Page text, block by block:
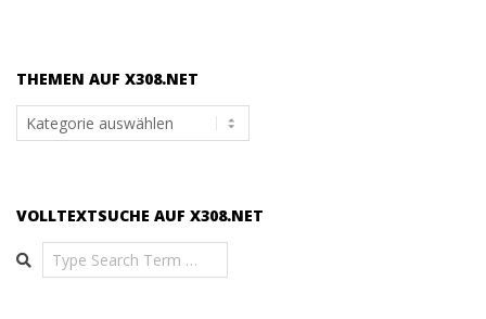
THEMEN AUF X308.NET
Themen
auf
VOLLTEXTSUCHE AUF X308.NET
Search